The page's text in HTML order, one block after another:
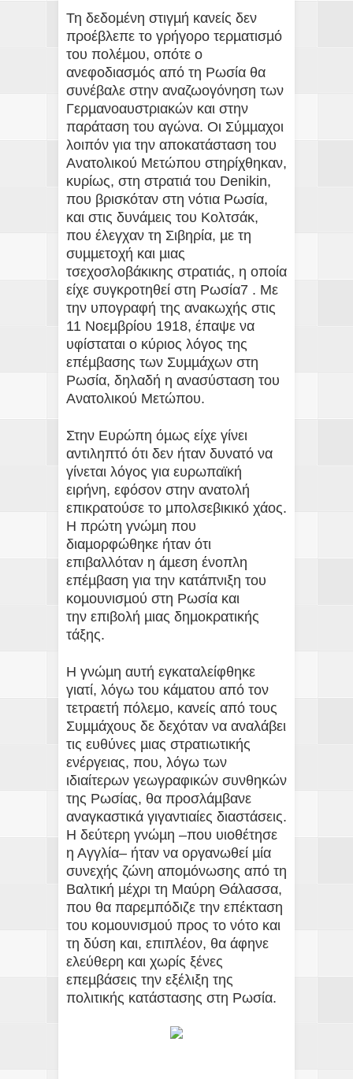
Τη δεδοµένη στιγµή κανείς δεν
προέβλεπε το γρήγορο τερµατισµό
του πολέµου, οπότε ο
ανεφοδιασµός από τη Ρωσία θα
συνέβαλε στην αναζωογόνηση των
Γερµανοαυστριακών και στην
παράταση του αγώνα. Οι Σύµµαχοι
λοιπόν για την αποκατάσταση του
Ανατολικού Μετώπου στηρίχθηκαν,
κυρίως, στη στρατιά του Denikin,
που βρισκόταν στη νότια Ρωσία,
και στις δυνάµεις του Κολτσάκ,
που έλεγχαν τη Σιβηρία, µε τη
συµµετοχή και µιας
τσεχοσλοβάκικης στρατιάς, η οποία
είχε συγκροτηθεί στη Ρωσία7 . Με
την υπογραφή της ανακωχής στις
11 Νοεµβρίου 1918, έπαψε να
υφίσταται ο κύριος λόγος της
επέµβασης των Συµµάχων στη
Ρωσία, δηλαδή η ανασύσταση του
Ανατολικού Μετώπου.
Στην Ευρώπη όµως είχε γίνει
αντιληπτό ότι δεν ήταν δυνατό να
γίνεται λόγος για ευρωπαϊκή
ειρήνη, εφόσον στην ανατολή
επικρατούσε το µπολσεβικικό χάος.
Η πρώτη γνώµη που
διαµορφώθηκε ήταν ότι
επιβαλλόταν η άµεση ένοπλη
επέµβαση για την κατάπνιξη του
κοµουνισµού στη Ρωσία και
την επιβολή µιας δηµοκρατικής
τάξης.
Η γνώµη αυτή εγκαταλείφθηκε
γιατί, λόγω του κάµατου από τον
τετραετή πόλεµο, κανείς από τους
Συµµάχους δε δεχόταν να αναλάβει
τις ευθύνες µιας στρατιωτικής
ενέργειας, που, λόγω των
ιδιαίτερων γεωγραφικών συνθηκών
της Ρωσίας, θα προσλάµβανε
αναγκαστικά γιγαντιαίες διαστάσεις.
Η δεύτερη γνώµη –που υιοθέτησε
η Αγγλία– ήταν να οργανωθεί µία
συνεχής ζώνη αποµόνωσης από τη
Βαλτική µέχρι τη Μαύρη Θάλασσα,
που θα παρεµπόδιζε την επέκταση
του κοµουνισµού προς το νότο και
τη δύση και, επιπλέον, θα άφηνε
ελεύθερη και χωρίς ξένες
επεµβάσεις την εξέλιξη της
πολιτικής κατάστασης στη Ρωσία.